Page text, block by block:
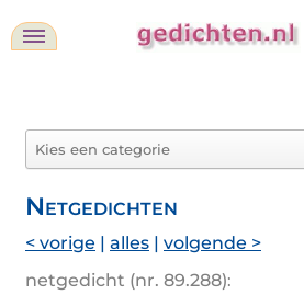
Netgedichten
< vorige | alles | volgende >
netgedicht (nr. 89.288):